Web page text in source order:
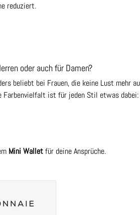
reduziert.
oder auch für Damen?
beliebt bei Frauen, die keine Lust mehr
Farbenvielfalt ist für jeden Stil etwas dabei:
Mini Walletfür deine Ansprüche.